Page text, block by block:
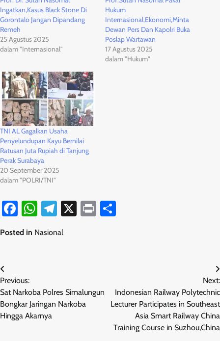
Ingatkan,Kasus Black Stone Di
Gorontalo Jangan Dipandang
Remeh
25 Agustus 2025
dalam "Internasional"
Hukum
Internasional,Ekonomi,Minta
Dewan Pers Dan Kapolri Buka
Poslap Wartawan
17 Agustus 2025
dalam "Hukum"
TNI AL Gagalkan Usaha
Penyelundupan Kayu Bernilai
Ratusan Juta Rupiah di Tanjung
Perak Surabaya
20 September 2025
dalam "POLRI/TNI"
Facebook
WhatsApp
Telegram
X Print
Posted in Nasional
Navigasi
pos
Previous:
Sat Narkoba Polres Simalungun
Bongkar Jaringan Narkoba
Hingga Akarnya
Next:
Indonesian Railway Polytechnic
Lecturer Participates in Southeast
Asia Smart Railway China
Training Course in Suzhou,China